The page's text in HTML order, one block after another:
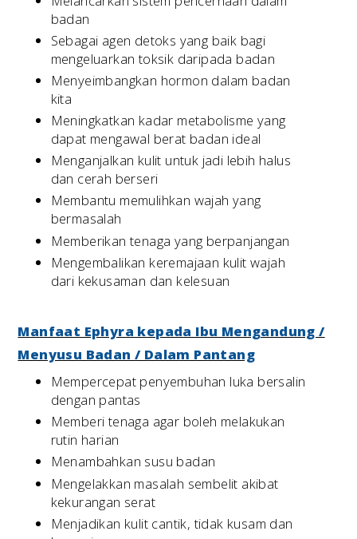
badan
Sebagai agen detoks yang baik bagi
mengeluarkan toksik daripada badan
Menyeimbangkan hormon dalam badan
kita
Meningkatkan kadar metabolisme yang
dapat mengawal berat badan ideal
Menganjalkan kulit untuk jadi lebih halus
dan cerah berseri
Membantu memulihkan wajah yang
bermasalah
Memberikan tenaga yang berpanjangan
Mengembalikan keremajaan kulit wajah
dari kekusaman dan kelesuan
Manfaat Ephyra kepada Ibu Mengandung /
Menyusu Badan / Dalam Pantang
Mempercepat penyembuhan luka bersalin
dengan pantas
Memberi tenaga agar boleh melakukan
rutin harian
Menambahkan susu badan
Mengelakkan masalah sembelit akibat
kekurangan serat
Menjadikan kulit cantik, tidak kusam dan